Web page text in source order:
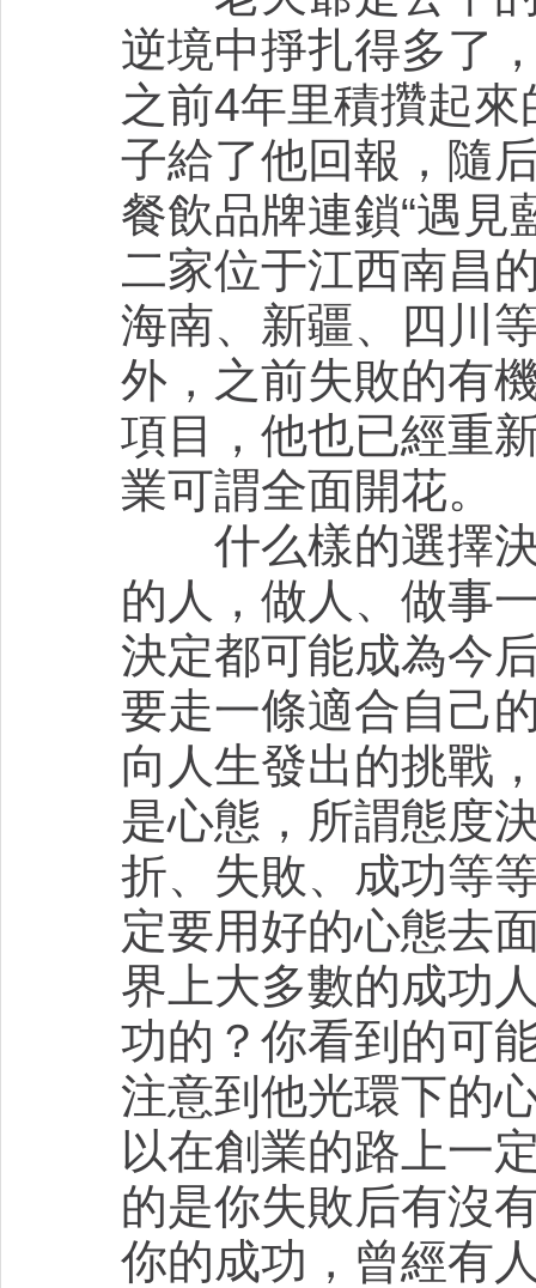
逆境中掙扎得多了
之前4年里積攢起
子給了他回報，隨
餐飲品牌連鎖“遇見
二家位于江西南昌
海南、新疆、四川
外，之前失敗的有
項目，他也已經重
業可謂全面開花。
什么樣的選擇決
的人，做人、做事
決定都可能成為今
要走一條適合自己
向人生發出的挑戰
是心態，所謂態度
折、失敗、成功等
定要用好的心態去
界上大多數的成功
功的？你看到的可
注意到他光環下的
以在創業的路上一
的是你失敗后有沒
你的成功，曾經有